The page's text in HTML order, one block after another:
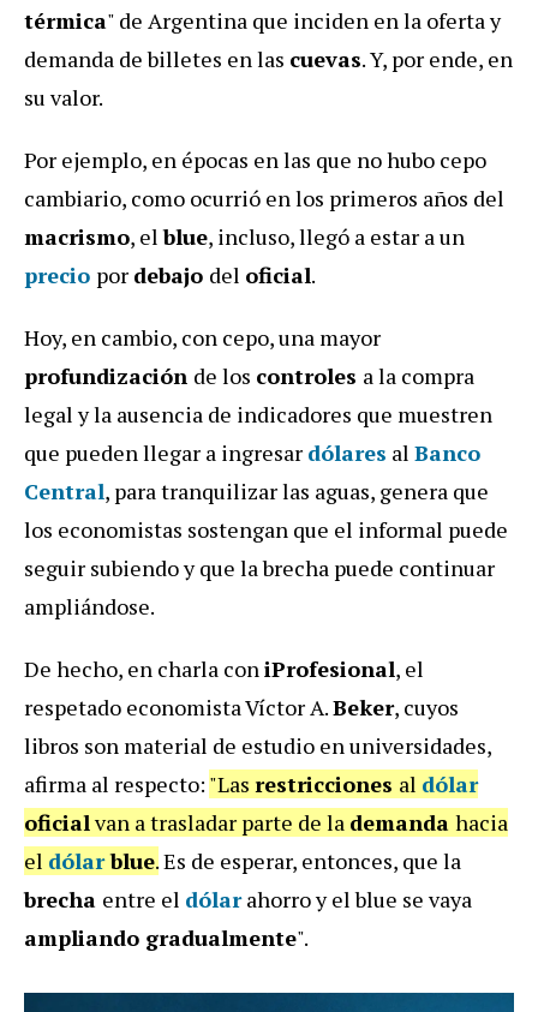
térmica" de Argentina que inciden en la oferta y
demanda de billetes en las cuevas. Y, por ende, en
su valor.
Por ejemplo, en épocas en las que no hubo cepo
cambiario, como ocurrió en los primeros años del
macrismo, elblue, incluso, llegó a estar a un
precio por debajo del oficial.
Hoy, en cambio, con cepo, una mayor
profundización de los controles a la compra
legal y la ausencia de indicadores que muestren
que pueden llegar a ingresar dólares al Banco
Central, para tranquilizar las aguas, genera que
los economistas sostengan que el informal puede
seguir subiendo y que la brecha puede continuar
ampliándose.
De hecho, en charla coniProfesional, el
respetado economista Víctor A.Beker, cuyos
libros son material de estudio en universidades,
afirma al respecto: "Las restricciones al dólar
oficialvan a trasladar parte de la demanda hacia
el dólarblue.Es de esperar, entonces, que la
brecha entre el dólarahorro y el blue se vaya
ampliando gradualmente".